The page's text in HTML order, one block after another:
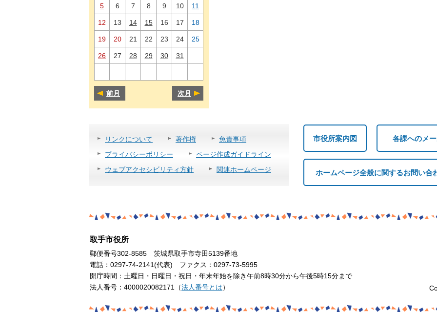
5 6 7 8 9 10 11
12 13 14 15 16 17 18
19 20 21 22 23 24 25
26 27 28 29 30 31
前月 次月
リンクについて 著作権
免責事項
プライバシーポリシー
ページ作成ガイドライン
ウェブアクセシビリティ方針
関連ホームページ
市役所案内図 各課へのメ
ホームページ全般に関するお問い合
取手市役所
郵便番号302-8585 茨城県取手市寺田5139番地
電話：0297-74-2141(代表) ファクス：0297-73-5995
開庁時間：土曜日・日曜日・祝日・年末年始を除き午前8時30分から午後5時15分まで
法人番号：4000020082171（法人番号とは）